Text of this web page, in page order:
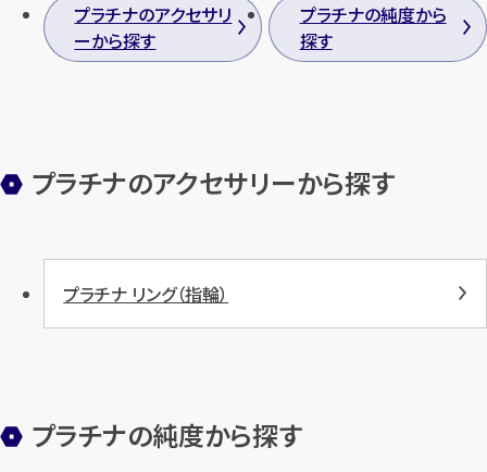
プラチナのアクセサリ
ーから探す
プラチナの純度から
探す
プラチナのアクセサリーから探す
プラチナ リング（指輪）
プラチナの純度から探す